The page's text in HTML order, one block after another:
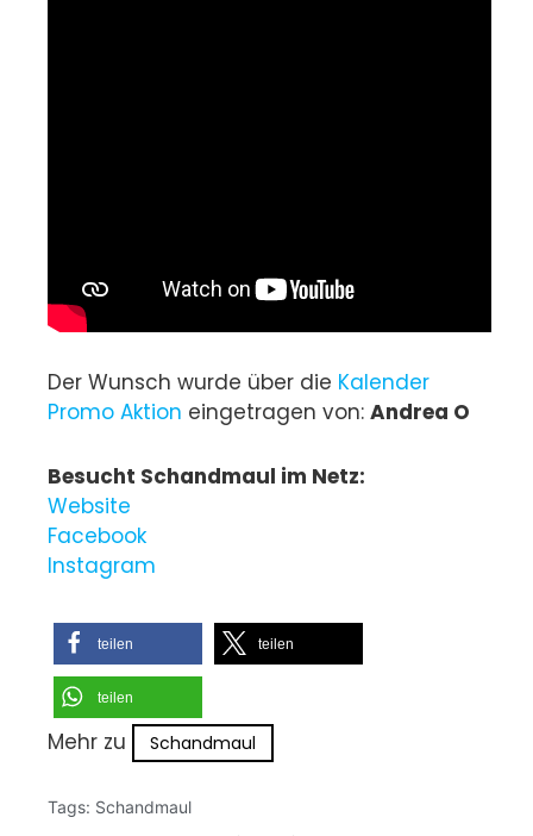
Der Wunsch wurde über die Kalender
Promo Aktion eingetragen von: Andrea O
Besucht Schandmaul im Netz:
Website
Facebook
Instagram
teilen teilen
teilen
Mehr zu Schandmaul
Tags: Schandmaul